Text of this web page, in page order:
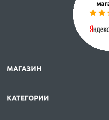
МАГАЗИН
КАТЕГОРИИ